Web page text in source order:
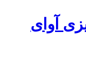
آوای